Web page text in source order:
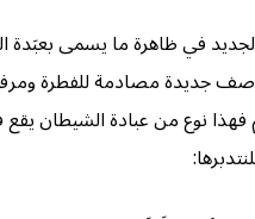
في ظاهرة ما يسمى بعبَدة
الوصف جديدة مصادمة للفطرة
فهذا نوع من عبادة الشيطان